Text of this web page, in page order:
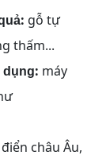
: gỗ tự
thấm...
dụng: máy
châu Âu,